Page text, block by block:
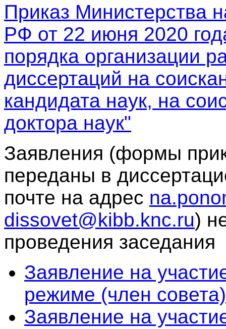
Приказ Министерства
РФ от 22 июня 2020
порядка организации
диссертаций на
кандидата наук, на
доктора наук"
Заявления (формы
переданы в
почте на адрес
dissovet@kibb.knc.ru)
проведения заседания
Заявление на
режиме (член совета)
Заявление на